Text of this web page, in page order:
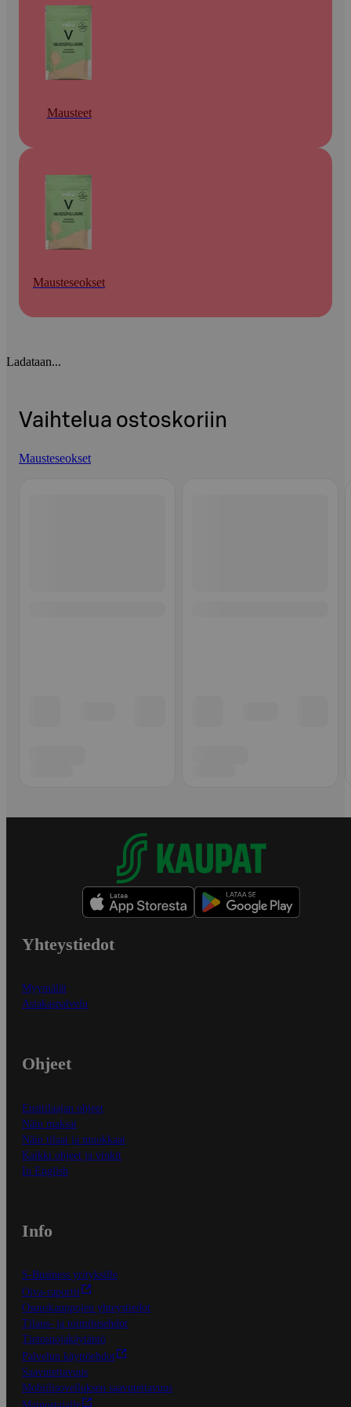
Mausteet
Mausteseokset
Ladataan...
Vaihtelua ostoskoriin
Mausteseokset
Yhteystiedot
Myymälät
Asiakaspalvelu
Ohjeet
Ensitilaajan ohjeet
Näin maksat
Näin tilaat ja muokkaat
Kaikki ohjeet ja vinkit
In English
Info
S-Business yrityksille
Oiva-raportit
Osuuskauppojen yhteystiedot
Tilaus- ja toimitusehdot
Tietosuojakäytäntö
Palvelun käyttöehdot
Saavutettavuus
Mobiilisovelluksen saavutettavuus